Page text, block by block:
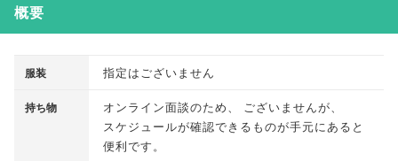
概要
服装 指定はございません
持ち物 オンライン面談のため、 ございませんが、
スケジュールが確認できるものが手元にあると
便利です。